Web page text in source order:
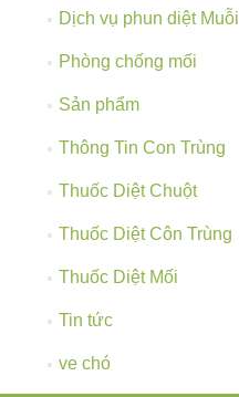
Dịch vụ phun diệt Muỗi
Phòng chống mối
Sản phẩm
Thông Tin Con Trùng
Thuốc Diệt Chuột
Thuốc Diệt Côn Trùng
Thuốc Diệt Mối
Tin tức
ve chó